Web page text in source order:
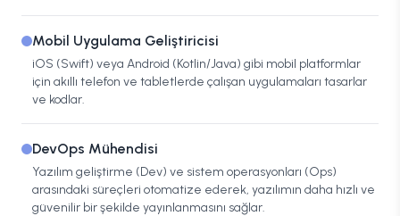
Mobil Uygulama Geliştiricisi
iOS (Swift) veya Android (Kotlin/Java) gibi mobil platformlar
için akıllı telefon ve tabletlerde çalışan uygulamaları tasarlar
ve kodlar.
DevOps Mühendisi
Yazılım geliştirme (Dev) ve sistem operasyonları (Ops)
arasındaki süreçleri otomatize ederek, yazılımın daha hızlı ve
güvenilir bir şekilde yayınlanmasını sağlar.